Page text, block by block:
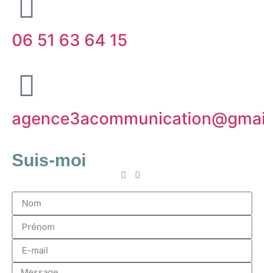
06 51 63 64 15
Suis-moi